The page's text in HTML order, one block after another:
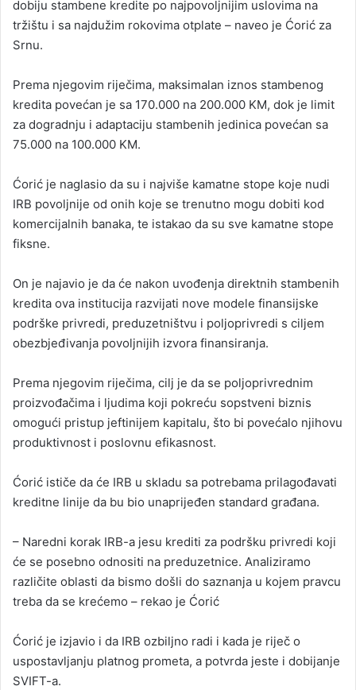
dobiju stambene kredite po najpovoljnijim uslovima na
tržištu i sa najdužim rokovima otplate – naveo je Ćorić za
Srnu.
Prema njegovim riječima, maksimalan iznos stambenog
kredita povećan je sa 170.000 na 200.000 KM, dok je limit
za dogradnju i adaptaciju stambenih jedinica povećan sa
75.000 na 100.000 KM.
Ćorić je naglasio da su i najviše kamatne stope koje nudi
IRB povoljnije od onih koje se trenutno mogu dobiti kod
komercijalnih banaka, te istakao da su sve kamatne stope
fiksne.
On je najavio je da će nakon uvođenja direktnih stambenih
kredita ova institucija razvijati nove modele finansijske
podrške privredi, preduzetništvu i poljoprivredi s ciljem
obezbjeđivanja povoljnijih izvora finansiranja.
Prema njegovim riječima, cilj je da se poljoprivrednim
proizvođačima i ljudima koji pokreću sopstveni biznis
omogući pristup jeftinijem kapitalu, što bi povećalo njihovu
produktivnost i poslovnu efikasnost.
Ćorić ističe da će IRB u skladu sa potrebama prilagođavati
kreditne linije da bu bio unaprijeđen standard građana.
– Naredni korak IRB-a jesu krediti za podršku privredi koji
će se posebno odnositi na preduzetnice. Analiziramo
različite oblasti da bismo došli do saznanja u kojem pravcu
treba da se krećemo – rekao je Ćorić
Ćorić je izjavio i da IRB ozbiljno radi i kada je riječ o
uspostavljanju platnog prometa, a potvrda jeste i dobijanje
SVIFT-a.